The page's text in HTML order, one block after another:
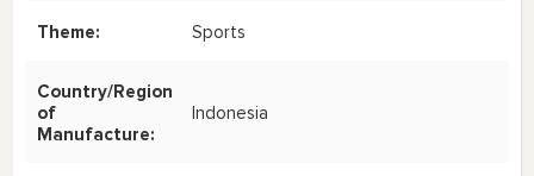
Theme: Sports
Country/Region
of
Manufacture:
Indonesia